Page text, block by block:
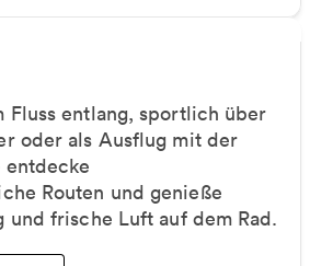
Fluss entlang, sportlich über
oder als Ausflug mit der
entdecke
Routen und genieße
und frische Luft auf dem Rad.